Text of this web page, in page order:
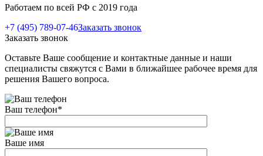
Работаем по всей РФ с 2019 года
+7 (495) 789-07-46Заказать звонок
Заказать звонок
Оставьте Ваше сообщение и контактные данные и наши
специалисты свяжутся с Вами в ближайшее рабочее время для
решения Вашего вопроса.
Ваш телефон*
Ваше имя